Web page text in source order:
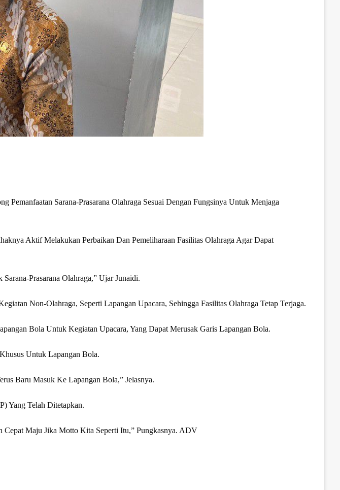
Sarana-Prasarana Olahraga Sesuai Dengan Fungsinya Untuk Menjaga
Aktif Melakukan Perbaikan Dan Pemeliharaan Fasilitas Olahraga Agar Dapat
Prasarana Olahraga,” Ujar Junaidi.
Non-Olahraga, Seperti Lapangan Upacara, Sehingga Fasilitas Olahraga Tetap Terjaga.
Bola Untuk Kegiatan Upacara, Yang Dapat Merusak Garis Lapangan Bola.
Untuk Lapangan Bola.
Baru Masuk Ke Lapangan Bola,” Jelasnya.
Yang Telah Ditetapkan.
Maju Jika Motto Kita Seperti Itu,” Pungkasnya. ADV